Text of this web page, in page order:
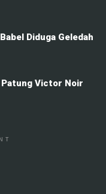
Diduga Geledah
Victor Noir